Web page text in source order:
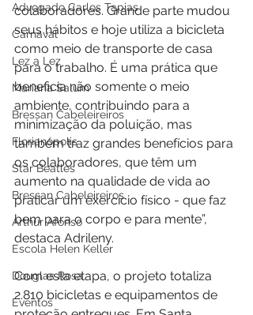
Advogado Carlos Tapias
Carnaval
Lez a Lez
Mariana Salum
Bressan Cabeleireiros
Florianópolis
Star Beatles
Bressan Cabeleireiros
Arthur Afonso
Escola Helen Keller
Douglas Rosa
Eventos
colaboradores. Grande parte mudou
seus hábitos e hoje utiliza a bicicleta
como meio de transporte de casa
para o trabalho. É uma prática que
beneficia não somente o meio
ambiente, contribuindo para a
minimização da poluição, mas
também traz grandes benefícios para
os colaboradores, que têm um
aumento na qualidade de vida ao
praticar um exercício físico - que faz
bem para o corpo e para mente”,
destaca Adrileny.
Com esta etapa, o projeto totaliza
2.810 bicicletas e equipamentos de